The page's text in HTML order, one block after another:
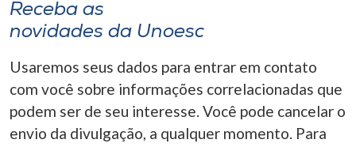
Receba as
novidades da Unoesc
Usaremos seus dados para entrar em contato
com você sobre informações correlacionadas que
podem ser de seu interesse. Você pode cancelar o
envio da divulgação, a qualquer momento. Para